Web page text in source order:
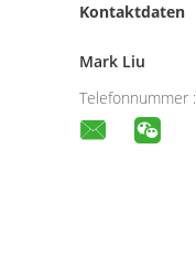
Kontaktdaten
Mark Liu
Telefonnummer :